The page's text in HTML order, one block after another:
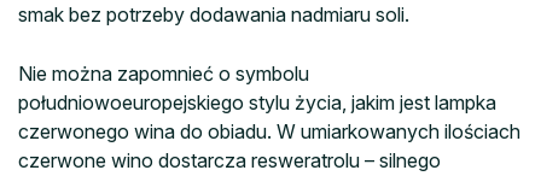
smak bez potrzeby dodawania nadmiaru soli.
Nie można zapomnieć o symbolu
południowoeuropejskiego stylu życia, jakim jest lampka
czerwonego wina do obiadu. W umiarkowanych ilościach
czerwone wino dostarcza resweratrolu – silnego